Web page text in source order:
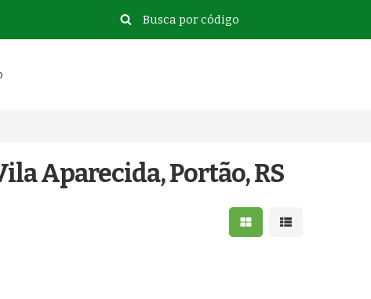
Aparecida, Portão, RS
Mostrar resultados
Mostrar